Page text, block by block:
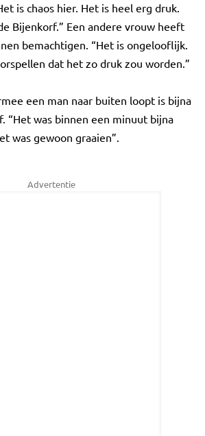
is chaos hier. Het is heel erg druk.
Bijenkorf.” Een andere vrouw heeft
bemachtigen. “Het is ongelooflijk.
dat het zo druk zou worden.”
een man naar buiten loopt is bijna
“Het was binnen een minuut bijna
was gewoon graaien”.
Advertentie